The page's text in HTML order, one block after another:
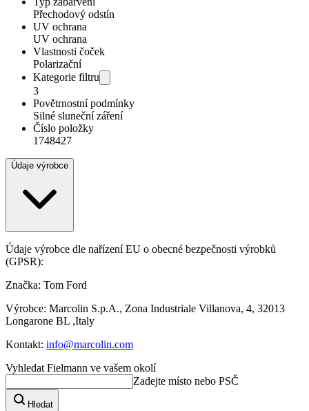
Přechodový odstín
UV ochrana
UV ochrana
Vlastnosti čoček
Polarizační
Kategorie filtru
3
Povětrnostní podmínky
Silné sluneční záření
Číslo položky
1748427
Údaje výrobce
Údaje výrobce dle nařízení EU o obecné bezpečnosti výrobků
(GPSR):
Značka: Tom Ford
Výrobce: Marcolin S.p.A., Zona Industriale Villanova, 4, 32013
Longarone BL ,Italy
Kontakt: info@marcolin.com
Vyhledat Fielmann ve vašem okolí
Zadejte místo nebo PSČ
Hledat